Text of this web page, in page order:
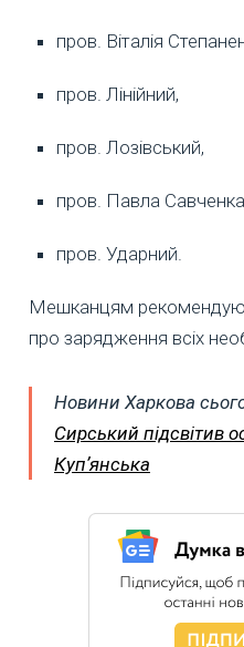
пров. Віталія
пров. Лінійний,
пров. Лозівський,
пров. Павла
пров. Ударний.
Мешканцям
про зарядження всіх
Новини Харкова
Сирський підсвітив
Купʼянська